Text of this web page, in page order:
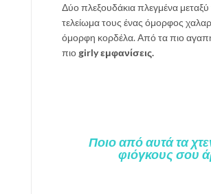
Δύο πλεξουδάκια πλεγμένα μεταξύ
τελείωμα τους ένας όμορφος
όμορφη κορδέλα. Από τα πιο
πιο girly εμφανίσεις.
Ποιο από αυτά τα
φιόγκους σου